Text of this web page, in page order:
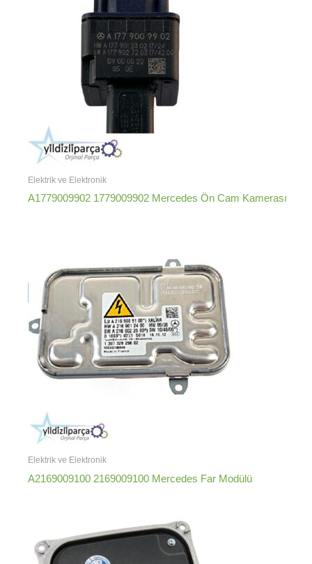
Elektrik ve Elektronik
A1779009902 1779009902 Mercedes Ön Cam Kamerası
Elektrik ve Elektronik
A2169009100 2169009100 Mercedes Far Modülü